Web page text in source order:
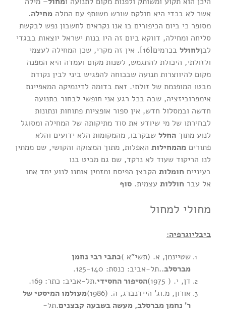
אשר לא בכדי היא חולקת שורש משותף עם המלה מחילה.
מסופר כי ביום הכיפורים בו אנו נקראים לחשבון נפש לבקשת
סליחה ומחילה, דווקא ביום זה היו בנות ישראל יוצאות בבגדי
לבןלחולל
בכרמים[16]. אין זה מקרי, שכן המחילה לעצמי
ולזולתי, היכולת להתגמש, לשנות מקום ועמדה היא המפנה
מקום להיווצרות תנועה שבכוחה להפגיש ביני לבין נקודת
מבטו המופנמת של זולתי. זאת בדומה לדינמיקה המאפיינת
אימפרוביזציה, שבה בכל רגע אני חופשי לבחור בתנועה
חדשה ובמסלול חדש, אין ספור אופציות פתוחות ונתונות
לבחירתו של מי שיודע את סוד מתיקותה של המחילה ומסוגל
לנוע מתוך החלל שבקרבו, מהמקומות הלא ידועים והלא
פתורים מהמחילות האפלות, מתוך המצוקה והקושי, שם ממתין
לנו הריקוד שעוד לא נרקד, שם גם מביט בנו
בעיניים חומלות הקבצן הפיסח ומזמין אותנו לנוע יחד אתו
אל עבר חוללות עצמית. סוף
מחולי למחול
ביבליוגרפיה:
שטיינמן, א. (תשי”א )כתבי רבי נחמן
מברסלב..תל-אביב: כנסת: 125-140.
דן, י. ( 1975)
הסיפור החסידי.תל-אביב: כתר: 169.
אורון, מ.וג’ היידנברג, ה. (1986)
מעולמו המיסטי של
ר’ נחמן מברסלב, מעשה בשבעה קבצנים.תל-